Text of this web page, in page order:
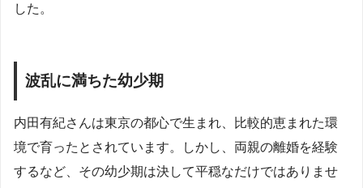
した。
波乱に満ちた幼少期
内田有紀さんは東京の都心で生まれ、比較的恵まれた環
境で育ったとされています。しかし、両親の離婚を経験
するなど、その幼少期は決して平穏なだけではありませ